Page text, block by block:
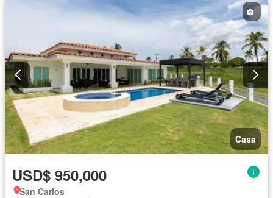
Casa
USD$ 950,000
San Carlos